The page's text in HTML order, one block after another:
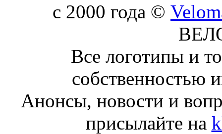
c 2000 года ©
Все логотипы и
собственностью
Анонсы, новости и
присылайте на